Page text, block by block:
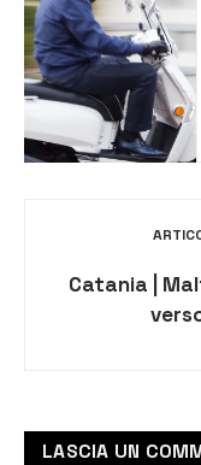
Catania |
LASCIA UN